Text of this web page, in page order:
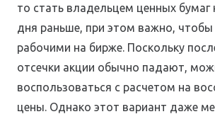
то стать владельцем ценных бумаг
дня раньше, при этом важно,
рабочими на бирже. Поскольку
отсечки акции обычно падают,
воспользоваться с расчетом на
цены. Однако этот вариант даже